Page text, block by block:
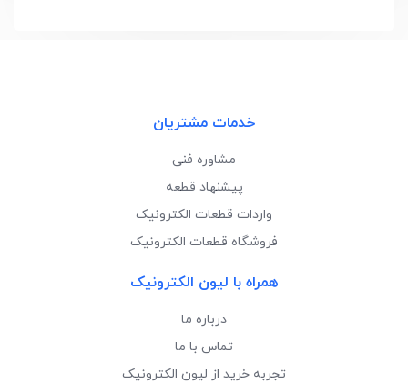
خدمات مشتریان
مشاوره فنی
پیشنهاد قطعه
واردات قطعات الکترونیک
فروشگاه قطعات الکترونیک
همراه با لیون الکترونیک
درباره ما
تماس با ما
تجربه خرید از لیون الکترونیک